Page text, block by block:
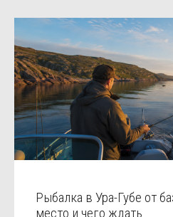
Рыбалка в Ура-Губе от
место и чего ждать